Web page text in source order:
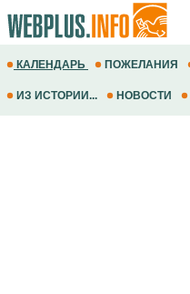
КАЛЕНДАРЬ ПОЖЕЛАНИЯ
ИЗ ИСТОРИИ... НОВОСТИ